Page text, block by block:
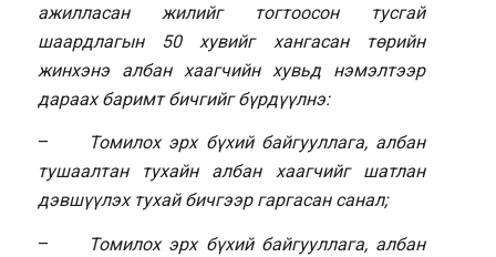
ажилласан жилийг тогтоосон тусгай
шаардлагын 50 хувийг хангасан төрийн
жинхэнэ албан хаагчийн хувьд нэмэлтээр
дараах баримт бичгийг бүрдүүлнэ:
–
Томилох эрх бүхий байгууллага, албан
тушаалтан тухайн албан хаагчийг шатлан
дэвшүүлэх тухай бичгээр гаргасан санал;
–
Томилох эрх бүхий байгууллага, албан